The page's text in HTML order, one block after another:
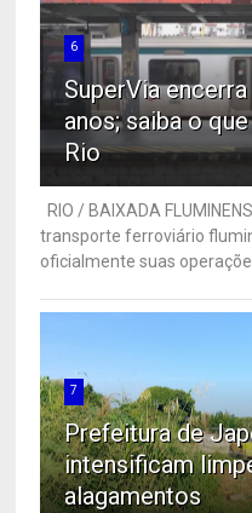
6
SuperVia
anos; saiba o
Rio
RIO / BAIXADA
transporte ferroviário
oficialmente suas operações
7
Prefeitura de
intensificam
alagamentos